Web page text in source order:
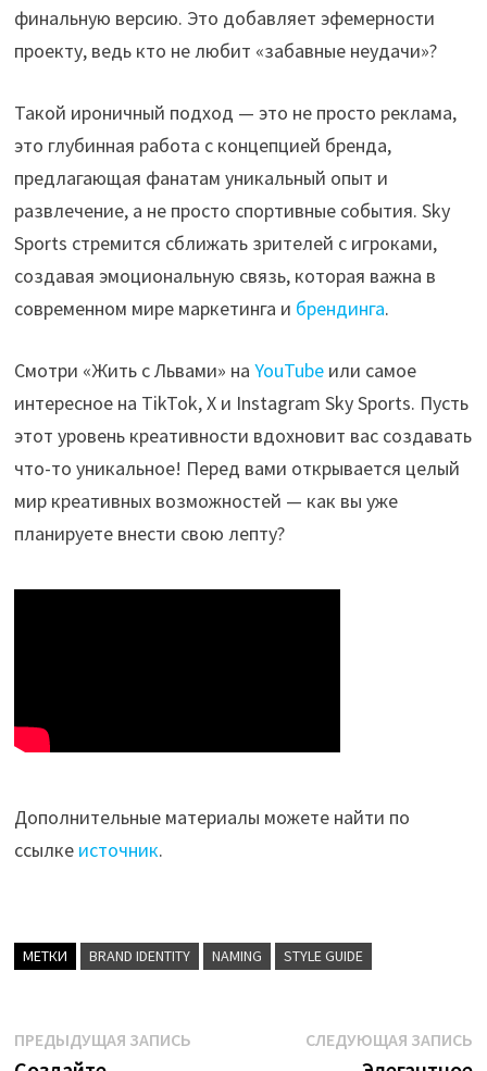
финальную версию. Это добавляет эфемерности
проекту, ведь кто не любит «забавные неудачи»?
Такой ироничный подход — это не просто реклама,
это глубинная работа с концепцией бренда,
предлагающая фанатам уникальный опыт и
развлечение, а не просто спортивные события. Sky
Sports стремится сближать зрителей с игроками,
создавая эмоциональную связь, которая важна в
современном мире маркетинга и брендинга.
Смотри «Жить с Львами» наYouTube или самое
интересное на TikTok, X и Instagram Sky Sports. Пусть
этот уровень креативности вдохновит вас создавать
что-то уникальное! Перед вами открывается целый
мир креативных возможностей — как вы уже
планируете внести свою лепту?
Дополнительные материалы можете найти по
ссылке источник.
МЕТКИ BRAND IDENTITY NAMING STYLE GUIDE
Навигация
ПРЕДЫДУЩАЯ ЗАПИСЬ СЛЕДУЮЩАЯ ЗАПИСЬ